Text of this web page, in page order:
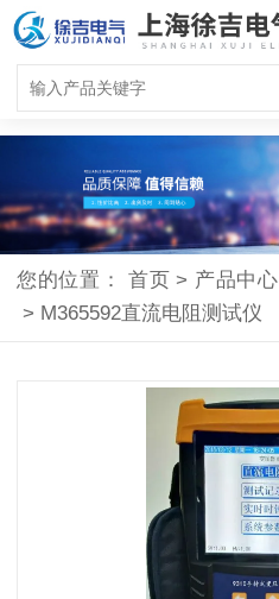
您的位置： 首页 > 产品中心
> M365592直流电阻测试仪